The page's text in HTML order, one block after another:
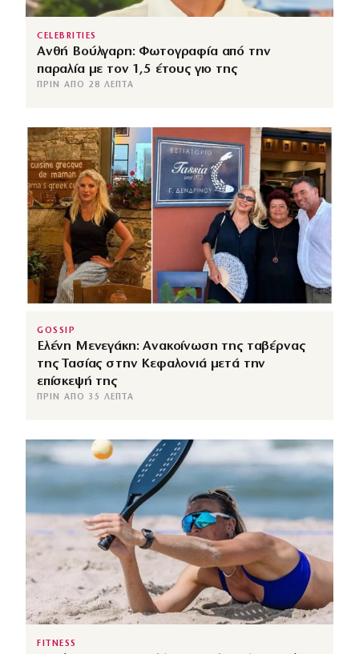
CELEBRITIES
Ανθή Βούλγαρη: Φωτογραφία από την
παραλία με τον 1,5 έτους γιο της
ΠΡΙΝ ΑΠΌ 28 ΛΕΠΤΆ
GOSSIP
Ελένη Μενεγάκη: Ανακοίνωση της ταβέρνας
της Τασίας στην Κεφαλονιά μετά την
επίσκεψή της
ΠΡΙΝ ΑΠΌ 35 ΛΕΠΤΆ
FITNESS